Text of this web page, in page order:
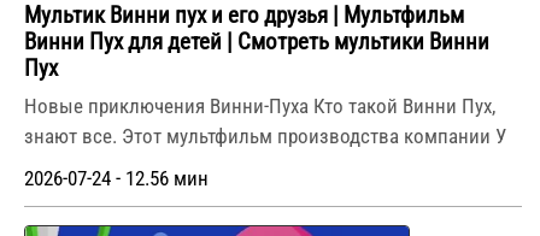
Мультик Винни пух и его друзья | Мультфильм
Винни Пух для детей | Смотреть мультики Винни
Пух
Новые приключения Винни-Пуха Кто такой Винни Пух,
знают все. Этот мультфильм производства компании У
2026-07-24 - 12.56 мин